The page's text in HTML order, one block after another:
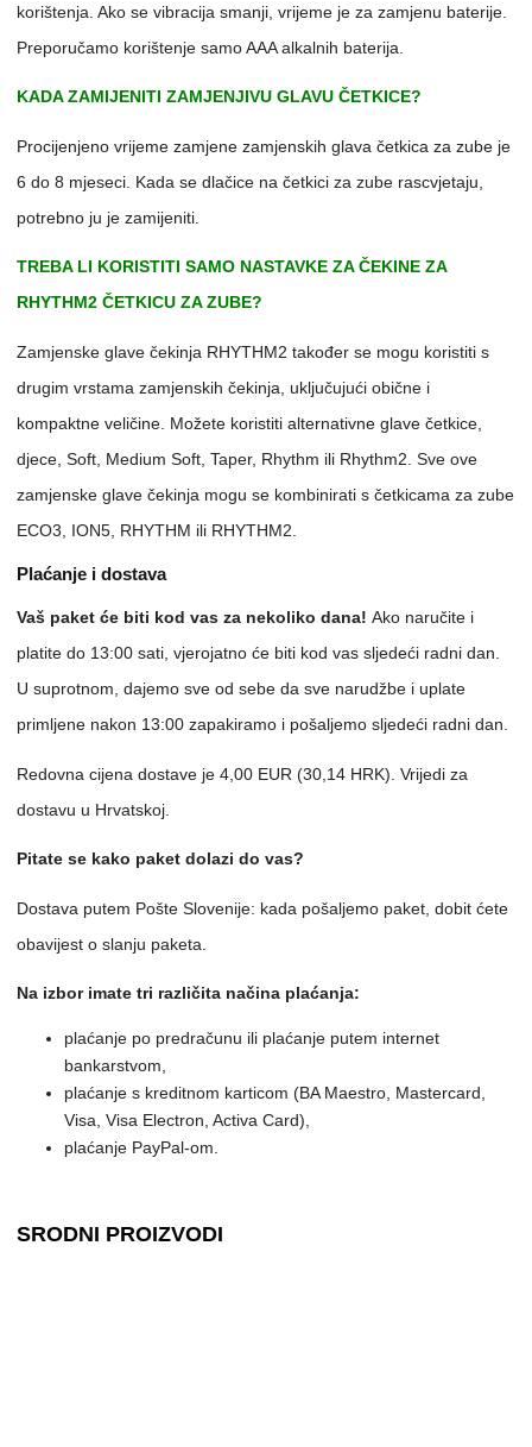
korištenja. Ako se vibracija smanji, vrijeme je za zamjenu baterije.
Preporučamo korištenje samo AAA alkalnih baterija.
KADA ZAMIJENITI ZAMJENJIVU GLAVU ČETKICE?
Procijenjeno vrijeme zamjene zamjenskih glava četkica za zube je
6 do 8 mjeseci. Kada se dlačice na četkici za zube rascvjetaju,
potrebno ju je zamijeniti.
TREBA LI KORISTITI SAMO NASTAVKE ZA ČEKINE ZA
RHYTHM2 ČETKICU ZA ZUBE?
Zamjenske glave čekinja RHYTHM2 također se mogu koristiti s
drugim vrstama zamjenskih čekinja, uključujući obične i
kompaktne veličine. Možete koristiti alternativne glave četkice,
djece, Soft, Medium Soft, Taper, Rhythm ili Rhythm2. Sve ove
zamjenske glave čekinja mogu se kombinirati s četkicama za zube
ECO3, ION5, RHYTHM ili RHYTHM2.
Plaćanje i dostava
Vaš paket će biti kod vas za nekoliko dana! Ako naručite i
platite do 13:00 sati, vjerojatno će biti kod vas sljedeći radni dan.
U suprotnom, dajemo sve od sebe da sve narudžbe i uplate
primljene nakon 13:00 zapakiramo i pošaljemo sljedeći radni dan.
Redovna cijena dostave je 4,00 EUR (30,14 HRK). Vrijedi za
dostavu u Hrvatskoj.
Pitate se kako paket dolazi do vas?
Dostava putem Pošte Slovenije: kada pošaljemo paket, dobit ćete
obavijest o slanju paketa.
Na izbor imate tri različita načina plaćanja:
plaćanje po predračunu ili plaćanje putem internet
bankarstvom,
plaćanje s kreditnom karticom (BA Maestro, Mastercard,
Visa, Visa Electron, Activa Card),
plaćanje PayPal-om.
SRODNI PROIZVODI